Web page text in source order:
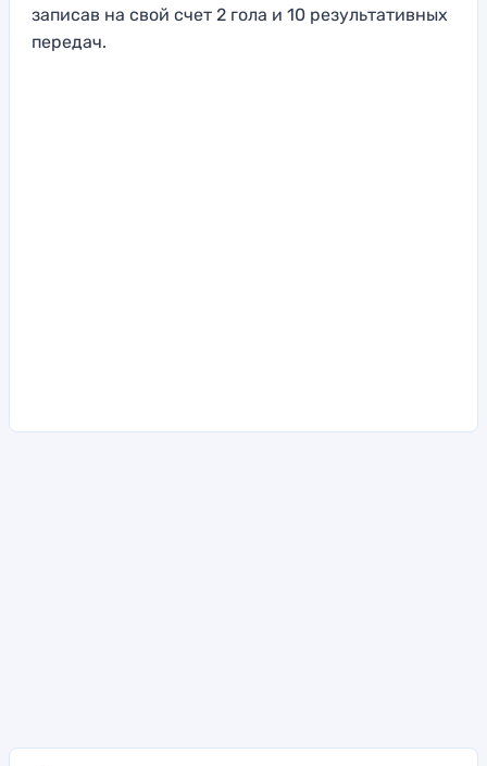
записав на свой счет 2 гола и 10 результативных
передач.